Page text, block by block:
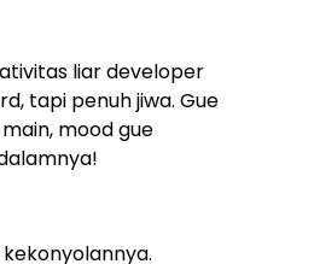
liar developer
tapi penuh jiwa. Gue
mood gue